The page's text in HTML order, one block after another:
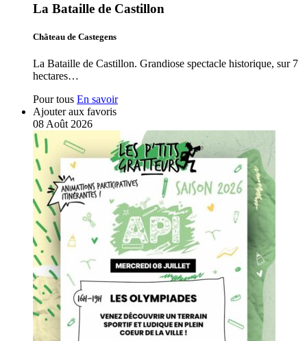
La Bataille de Castillon
Château de Castegens
La Bataille de Castillon. Grandiose spectacle historique, sur 7
hectares…
Pour tous En savoir
Ajouter aux favoris
08 Août 2026